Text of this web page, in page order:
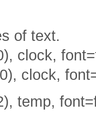
of text.
clock,
clock,
temp,